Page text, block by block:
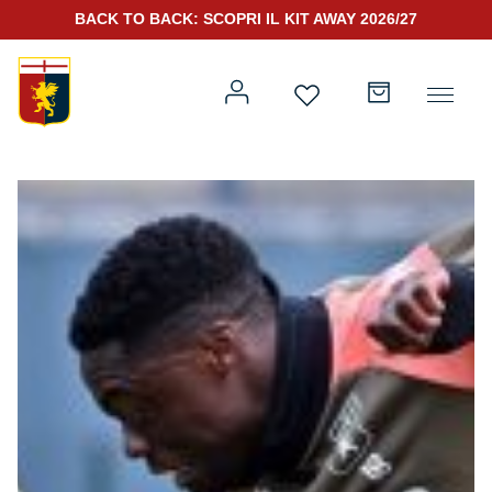
Prima squadra
Prima squadra
Genoa for Special
Kit Gara 2026/27
Training
Rappresentanza
Kit Gara 25/26
BACK TO BACK: SCOPRI IL KIT AWAY 2026/27